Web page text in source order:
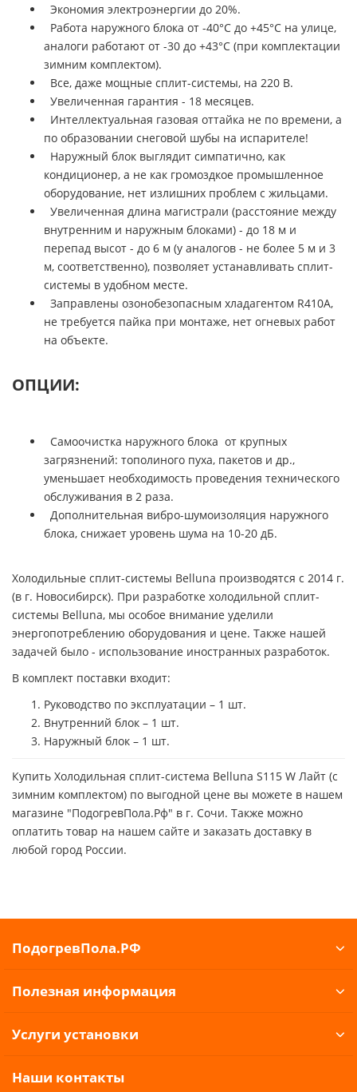
Экономия электроэнергии до 20%.
Работа наружного блока от -40°С до +45°С на улице,
аналоги работают от -30 до +43°С (при комплектации
зимним комплектом).
Все, даже мощные сплит-системы, на 220 В.
Увеличенная гарантия - 18 месяцев.
Интеллектуальная газовая оттайка не по времени, а
по образовании снеговой шубы на испарителе!
Наружный блок выглядит симпатично, как
кондиционер, а не как громоздкое промышленное
оборудование, нет излишних проблем с жильцами.
Увеличенная длина магистрали (расстояние между
внутренним и наружным блоками) - до 18 м и
перепад высот - до 6 м (у аналогов - не более 5 м и 3
м, соответственно), позволяет устанавливать сплит-
системы в удобном месте.
Заправлены озонобезопасным хладагентом R410A,
не требуется пайка при монтаже, нет огневых работ
на объекте.
ОПЦИИ:
Самоочистка наружного блока от крупных
загрязнений: тополиного пуха, пакетов и др.,
уменьшает необходимость проведения технического
обслуживания в 2 раза.
Дополнительная вибро-шумоизоляция наружного
блока, снижает уровень шума на 10-20 дБ.
Холодильные сплит-системы Belluna производятся с 2014 г.
(в г. Новосибирск). При разработке холодильной сплит-
системы Belluna, мы особое внимание уделили
энергопотреблению оборудования и цене. Также нашей
задачей было - использование иностранных разработок.
В комплект поставки входит:
Руководство по эксплуатации – 1 шт.
Внутренний блок – 1 шт.
Наружный блок – 1 шт.
Купить Холодильная сплит-система Belluna S115 W Лайт (с
зимним комплектом) по выгодной цене вы можете в нашем
магазине "ПодогревПола.Рф" в г. Сочи. Также можно
оплатить товар на нашем сайте и заказать доставку в
любой город России.
ПодогревПола.РФ
Полезная информация
Услуги установки
Наши контакты